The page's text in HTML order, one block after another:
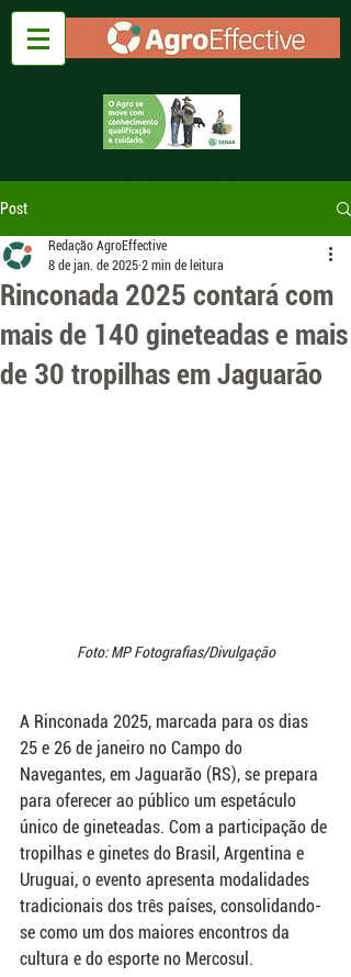
Post
Rinconada 2025 contará com
mais de 140 gineteadas e mais
de 30 tropilhas em Jaguarão
Redação AgroEffective
8 de jan. de 2025 2 min de leitura
Foto: MP Fotografias/Divulgação
A Rinconada 2025, marcada para os dias
25 e 26 de janeiro no Campo do
Navegantes, em Jaguarão (RS), se prepara
para oferecer ao público um espetáculo
único de gineteadas. Com a participação de
tropilhas e ginetes do Brasil, Argentina e
Uruguai, o evento apresenta modalidades
tradicionais dos três países, consolidando-
se como um dos maiores encontros da
cultura e do esporte no Mercosul.